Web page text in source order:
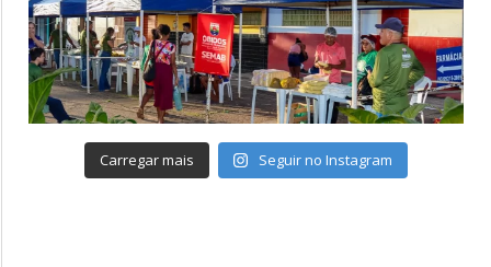
Carregar mais Seguir no Instagram